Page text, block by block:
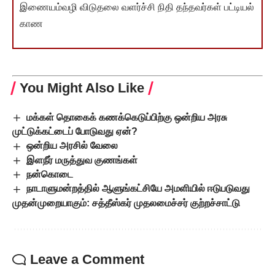
இணையம்வழி விடுதலை வளர்ச்சி நிதி தந்தவர்கள் பட்டியல்
காண
You Might Also Like
மக்கள் தொகைக் கணக்கெடுப்பிற்கு ஒன்றிய அரசு
முட்டுக்கட்டைப் போடுவது ஏன்?
ஒன்றிய அரசில் வேலை
இளநீர் மருத்துவ குணங்கள்
நன்கொடை
நாடாளுமன்றத்தில் ஆளுங்கட்சியே அமளியில் ஈடுபடுவது
முதன்முறையாகும்: சத்தீஸ்கர் முதலமைச்சர் குற்றச்சாட்டு
Leave a Comment